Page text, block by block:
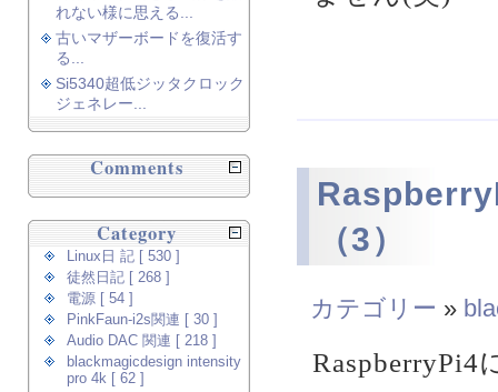
（3）
カテゴリー »
RaspberryPi4
れない様に思える...
古いマザーボードを復活す
る...
Si5340超低ジッタクロック
ジェネレー...
Comments
Category
Linux日 記 [ 530 ]
徒然日記 [ 268 ]
電源 [ 54 ]
PinkFaun-i2s関連 [ 30 ]
Audio DAC 関連 [ 218 ]
blackmagicdesign intensity
pro 4k [ 62 ]